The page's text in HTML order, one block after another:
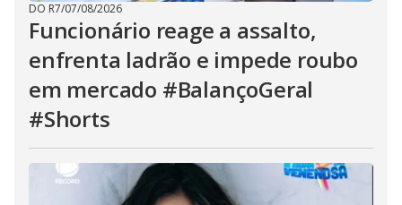
DO R7/07/08/2026
Funcionário reage a assalto,
enfrenta ladrão e impede roubo
em mercado #BalançoGeral
#Shorts